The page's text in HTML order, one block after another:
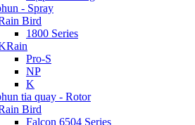
- Spray
Bird
1800 Series
Pro-S
NP
K
tia quay - Rotor
Bird
Falcon 6504 Series